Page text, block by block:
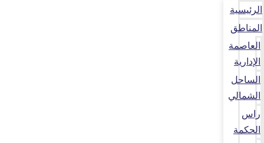
الرئيسية
المناطق
العاصمة
الإدارية
الساحل
الشمالي
راس
الحكمة